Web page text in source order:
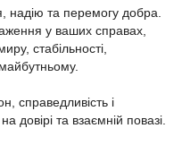
надію та перемогу добра.
у ваших справах,
стабільності,
справедливість і
довірі та взаємній повазі.